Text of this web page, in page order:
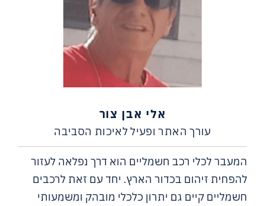
אלי אבן צור
עורך האתר ופעיל לאיכות הסביבה
המעבר לכלי רכב חשמליים הוא דרך נפלאה לעזור
להפחית זיהום בכדור הארץ. יחד עם זאת לרכבים
חשמליים קיים גם יתרון כלכלי מובהק ומשמעותי